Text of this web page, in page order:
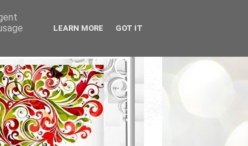
LEARN MORE GOT IT